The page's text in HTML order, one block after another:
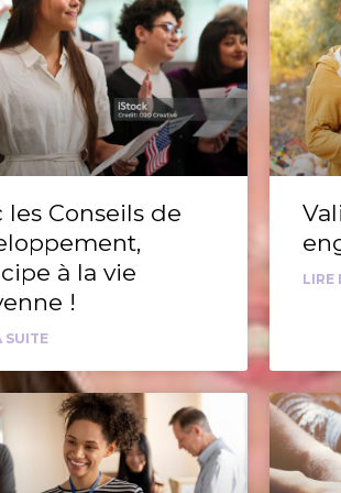
les Conseils de
à la vie
!
SUITE
LIRE